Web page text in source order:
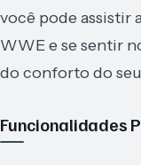
você pode assistir
WWE e se sentir
do conforto do
Funcionalidades